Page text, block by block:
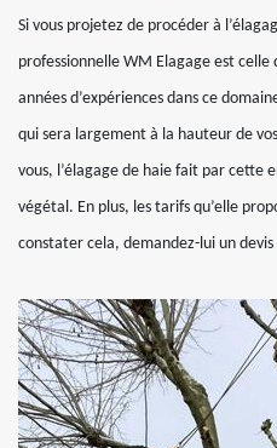
Si vous projetez de procéder à
professionnelle WM Elagage est celle
années d’expériences dans ce
qui sera largement à la hauteur de
vous, l’élagage de haie fait par cette
végétal. En plus, les tarifs qu’elle
constater cela, demandez-lui un